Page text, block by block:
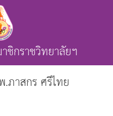
ชิกราชวิทยาลัยฯ
ภาสกร ศรีไทย